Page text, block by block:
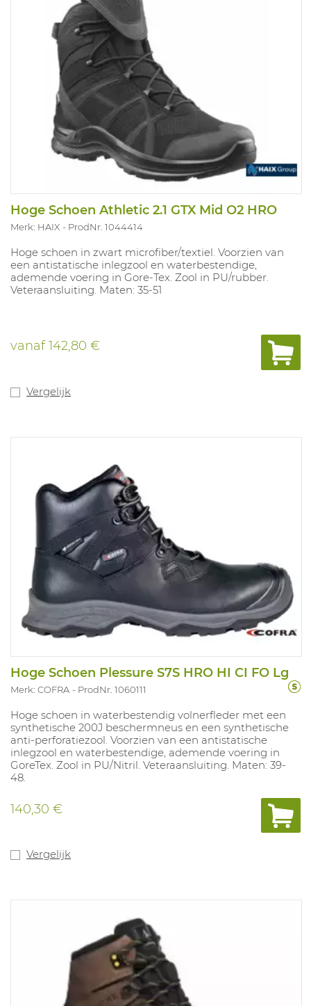
Hoge Schoen Athletic 2.1 GTX Mid O2 HRO
Merk: HAIX ProdNr. 1044414
Hoge schoen in zwart microfiber/textiel. Voorzien van
een antistatische inlegzool en waterbestendige,
ademende voering in Gore-Tex. Zool in PU/rubber.
Veteraansluiting. Maten: 35-51
vanaf142,80 €
Vergelijk
Hoge Schoen Plessure S7S HRO HI CI FO Lg
Merk: COFRA ProdNr. 1060111
Hoge schoen in waterbestendig volnerfleder met een
synthetische 200J beschermneus en een synthetische
anti-perforatiezool. Voorzien van een antistatische
inlegzool en waterbestendige, ademende voering in
GoreTex. Zool in PU/Nitril. Veteraansluiting. Maten: 39-
48.
140,30 €
Vergelijk